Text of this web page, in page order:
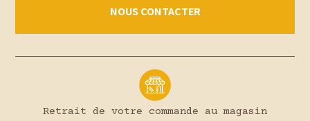
NOUS CONTACTER
Retrait de votre commande au magasin